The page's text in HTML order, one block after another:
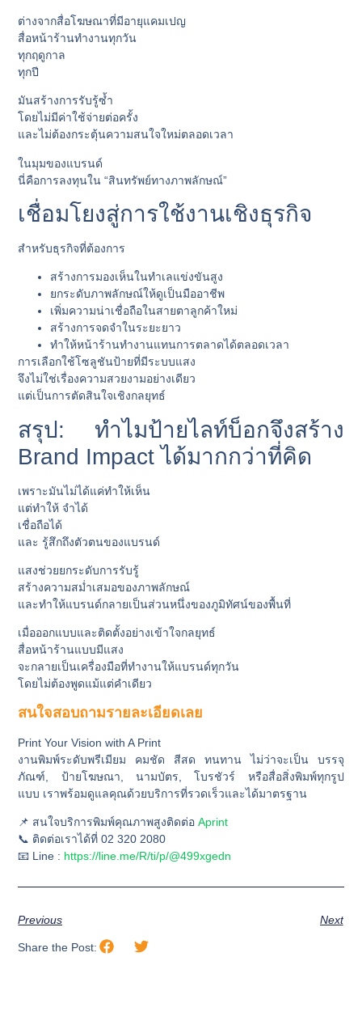
ต่างจากสื่อโฆษณาที่มีอายุแคมเปญ
สื่อหน้าร้านทำงานทุกวัน
ทุกฤดูกาล
ทุกปี
มันสร้างการรับรู้ซ้ำ
โดยไม่มีค่าใช้จ่ายต่อครั้ง
และไม่ต้องกระตุ้นความสนใจใหม่ตลอดเวลา
ในมุมของแบรนด์
นี่คือการลงทุนใน “สินทรัพย์ทางภาพลักษณ์”
เชื่อมโยงสู่การใช้งานเชิงธุรกิจ
สำหรับธุรกิจที่ต้องการ
สร้างการมองเห็นในทำเลแข่งขันสูง
ยกระดับภาพลักษณ์ให้ดูเป็นมืออาชีพ
เพิ่มความน่าเชื่อถือในสายตาลูกค้าใหม่
สร้างการจดจำในระยะยาว
ทำให้หน้าร้านทำงานแทนการตลาดได้ตลอดเวลา
การเลือกใช้โซลูชันป้ายที่มีระบบแสง
จึงไม่ใช่เรื่องความสวยงามอย่างเดียว
แต่เป็นการตัดสินใจเชิงกลยุทธ์
สรุป: ทำไมป้ายไลท์บ็อกจึงสร้าง
Brand Impact ได้มากกว่าที่คิด
เพราะมันไม่ได้แค่ทำให้เห็น
แต่ทำให้ จำได้
เชื่อถือได้
และ รู้สึกถึงตัวตนของแบรนด์
แสงช่วยยกระดับการรับรู้
สร้างความสม่ำเสมอของภาพลักษณ์
และทำให้แบรนด์กลายเป็นส่วนหนึ่งของภูมิทัศน์ของพื้นที่
เมื่อออกแบบและติดตั้งอย่างเข้าใจกลยุทธ์
สื่อหน้าร้านแบบมีแสง
จะกลายเป็นเครื่องมือที่ทำงานให้แบรนด์ทุกวัน
โดยไม่ต้องพูดแม้แต่คำเดียว
สนใจสอบถามรายละเอียดเลย
Print Your Vision with A Print
งานพิมพ์ระดับพรีเมียม คมชัด สีสด ทนทานไม่ว่าจะเป็น บรรจุ
ภัณฑ์, ป้ายโฆษณา, นามบัตร, โบรชัวร์ หรือสื่อสิ่งพิมพ์ทุกรูป
แบบ เราพร้อมดูแลคุณด้วยบริการที่รวดเร็วและได้มาตรฐาน
📌 สนใจบริการพิมพ์คุณภาพสูงติดต่อAprint
📞 ติดต่อเราได้ที่ 02 320 2080
📧 Line : https://line.me/R/ti/p/@499xgedn
Previous Next
Share the Post: